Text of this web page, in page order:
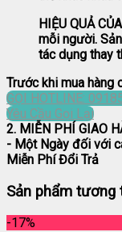
HIỆU QUẢ
mỗi người.
tác dụng thay
Trước khi mua hàng
GỌI HOTLINE:
Yêu Cầu Gọi Lại
2. MIỄN PHÍ GIAO
- Một Ngày đối với
Miễn Phí Đổi Trả
Sản phẩm tương
-17%